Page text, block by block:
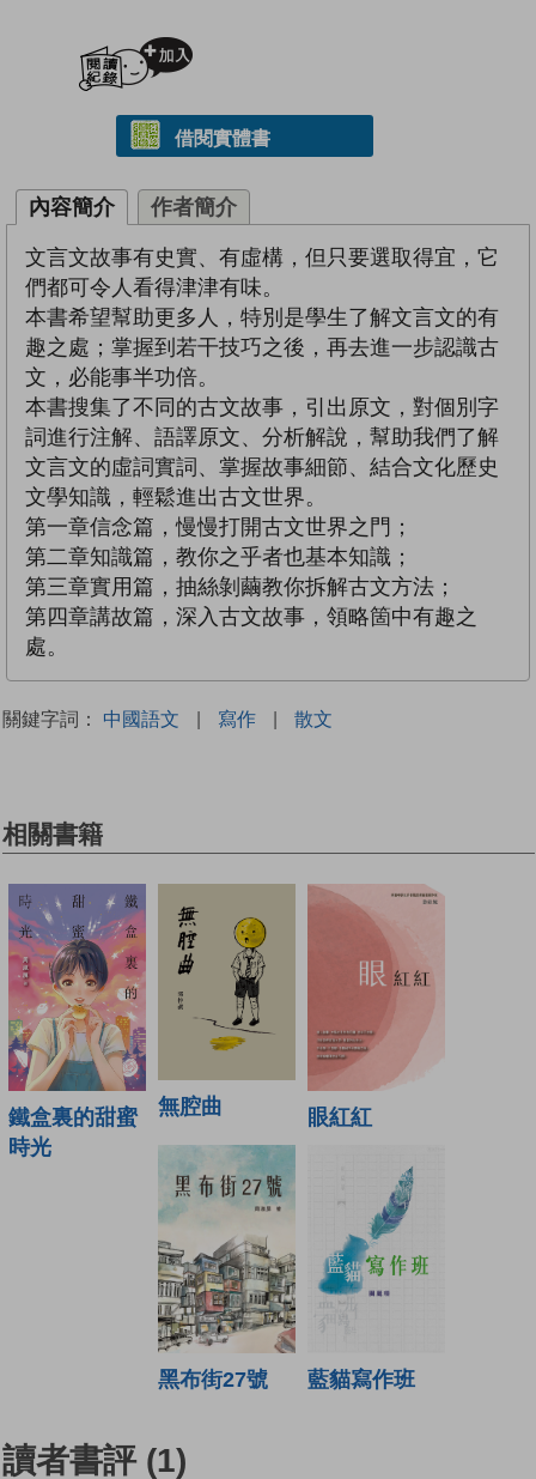
借閱實體書
內容簡介 作者簡介
文言文故事有史實、有虛構，但只要選取得宜，它
們都可令人看得津津有味。
本書希望幫助更多人，特別是學生了解文言文的有
趣之處；掌握到若干技巧之後，再去進一步認識古
文，必能事半功倍。
本書搜集了不同的古文故事，引出原文，對個別字
詞進行注解、語譯原文、分析解說，幫助我們了解
文言文的虛詞實詞、掌握故事細節、結合文化歷史
文學知識，輕鬆進出古文世界。
第一章信念篇，慢慢打開古文世界之門；
第二章知識篇，教你之乎者也基本知識；
第三章實用篇，抽絲剝繭教你拆解古文方法；
第四章講故篇，深入古文故事，領略箇中有趣之
處。
關鍵字詞： 中國語文 | 寫作 | 散文
相關書籍
鐵盒裏的甜蜜
時光
無腔曲 眼紅紅
黑布街27號 藍貓寫作班
讀者書評 (1)